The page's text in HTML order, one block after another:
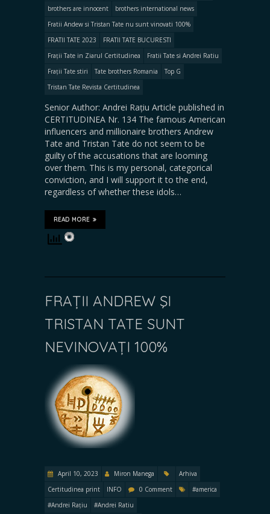
brothers are innocent
brothers international news
Fratii Andew si Tristan Tate nu sunt vinovati 100%
FRATII TATE 2023
FRATII TATE BUCURESTI
Frații Tate in Ziarul Certitudinea
Fratii Tate si Andrei Ratiu
Frații Tate stiri
Tate brothers Romania
Top G
Tristan Tate Revista Certitudinea
Senior Author: Andrei Rațiu Article published in
CERTITUDINEA Nr. 134 The famous American
influencers and millionaire brothers Andrew
Tate and Tristan Tate do not seem to be
guilty of the accusations that are looming
over them. This is my personal, categorical
conviction, and I will support it to the end,
regardless of whether these idols…
READ MORE
FRAȚII ANDREW ŞI
TRISTAN TATE SUNT
NEVINOVAȚI 100%
April 10, 2023 Miron Manega
Arhiva
Certitudinea print
INFO 0 Comment
#america
#Andrei Rațiu
#Andrei Ratiu